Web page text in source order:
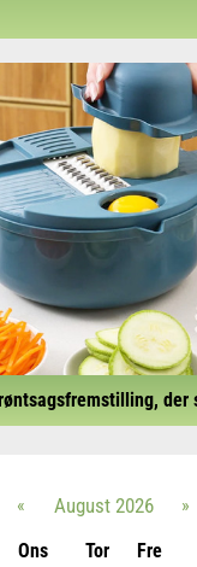
der
« August 2026
»
Ons Tor Fre